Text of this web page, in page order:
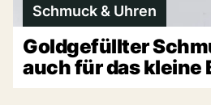
Schmuck & Uhren
Goldgefüllter
auch für das kleine